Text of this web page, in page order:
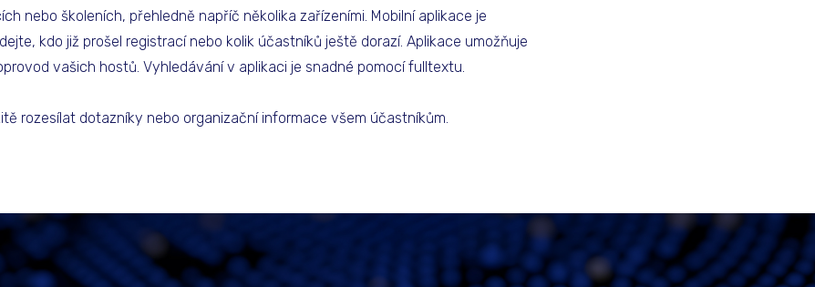
nebo školeních, přehledně napříč několika zařízeními. Mobilní aplikace je
kdo již prošel registrací nebo kolik účastníků ještě dorazí. Aplikace umožňuje
vašich hostů. Vyhledávání v aplikaci je snadné pomocí fulltextu.
rozesílat dotazníky nebo organizační informace všem účastníkům.